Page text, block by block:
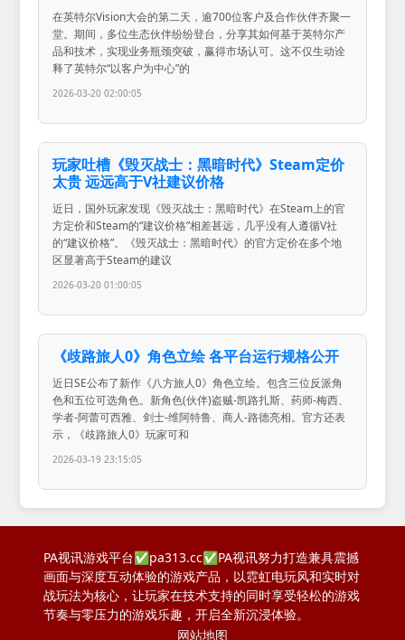
在英特尔Vision大会的第二天，逾700位客户及合作伙伴齐聚一
堂。期间，多位生态伙伴纷纷登台，分享其如何基于英特尔产
品和技术，实现业务瓶颈突破，赢得市场认可。这不仅生动诠
释了英特尔“以客户为中心”的
2026-03-20 02:00:05
玩家吐槽《毁灭战士：黑暗时代》Steam定价
太贵 远远高于V社建议价格
近日，国外玩家发现《毁灭战士：黑暗时代》在Steam上的官
方定价和Steam的“建议价格”相差甚远，几乎没有人遵循V社
的“建议价格”。《毁灭战士：黑暗时代》的官方定价在多个地
区显著高于Steam的建议
2026-03-20 01:00:05
《歧路旅人0》角色立绘 各平台运行规格公开
近日SE公布了新作《八方旅人0》角色立绘。包含三位反派角
色和五位可选角色。新角色(伙伴)盗贼-凯路扎斯、药师-梅西、
学者-阿蕾可西雅、剑士-维阿特鲁、商人-路德亮相。官方还表
示，《歧路旅人0》玩家可和
2026-03-19 23:15:05
PA视讯游戏平台✅pa313.cc✅PA视讯努力打造兼具震撼
画面与深度互动体验的游戏产品，以霓虹电玩风和实时对
战玩法为核心，让玩家在技术支持的同时享受轻松的游戏
节奏与零压力的游戏乐趣，开启全新沉浸体验。
网站地图